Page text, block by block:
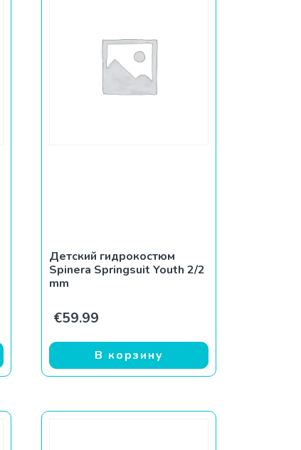
Детский гидрокостюм
Spinera Springsuit Youth 2/2
mm
€59.99
В корзину